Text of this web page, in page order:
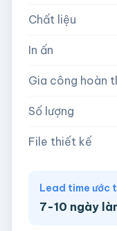
Hoặc nhập số lượng:
−
AI, PDF,
Chất liệu
In ấn
Gia công hoàn
Số lượng
File thiết kế
Lead time ước
7-10 ngày